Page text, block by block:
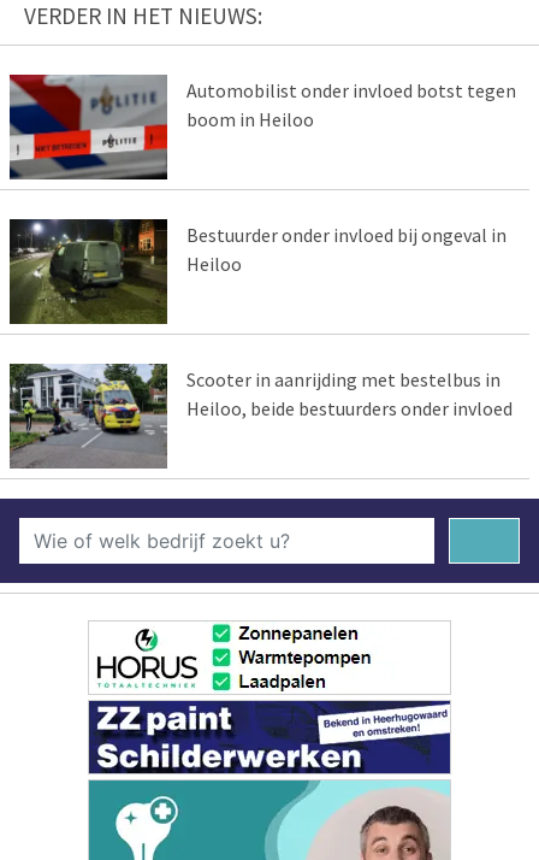
VERDER IN HET NIEUWS:
Automobilist onder invloed botst tegen
boom in Heiloo
Bestuurder onder invloed bij ongeval in
Heiloo
Scooter in aanrijding met bestelbus in
Heiloo, beide bestuurders onder invloed